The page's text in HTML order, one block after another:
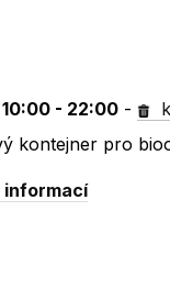
- 22:00 -
kontejner pro
informací